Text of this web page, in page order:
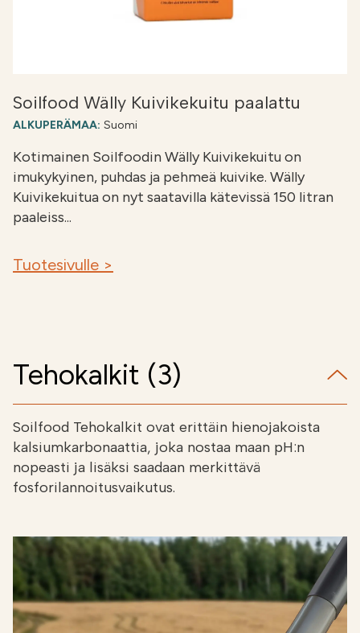
Soilfood Wälly Kuivikekuitu paalattu
ALKUPERÄMAA: Suomi
Kotimainen Soilfoodin Wälly Kuivikekuitu on
imukykyinen, puhdas ja pehmeä kuivike. Wälly
Kuivikekuitua on nyt saatavilla kätevissä 150 litran
paaleiss...
Tuotesivulle >
Tehokalkit (3)
Soilfood Tehokalkit ovat erittäin hienojakoista
kalsiumkarbonaattia, joka nostaa maan pH:n
nopeasti ja lisäksi saadaan merkittävä
fosforilannoitusvaikutus.